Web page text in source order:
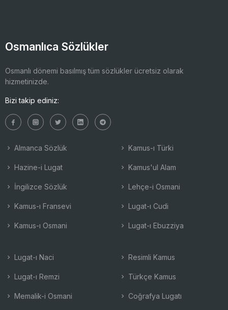
Osmanlıca Sözlükler
Osmanlı dönemi basılmış tüm sözlükler ücretsiz olarak
hizmetinizde.
Bizi takip ediniz:
Almanca Sözlük
Hazine-i Lugat
İngilizce Sözlük
Kamus-ı Fransevi
Kamus-ı Osmani
Kamus-ı Türki
Kamus'ul Alam
Lehçe-i Osmani
Lugat-ı Cudi
Lugat-ı Ebuzziya
Lugat-ı Naci
Lugat-ı Remzi
Memalik-i Osmani
Resimli Kamus
Türkçe Kamus
Coğrafya Lugatı